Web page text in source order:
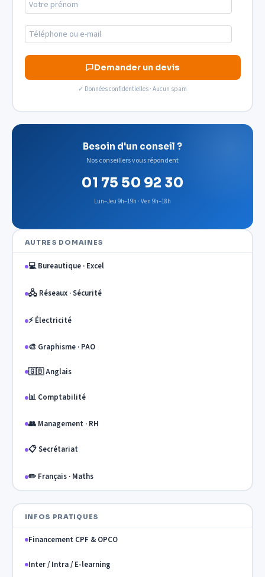
Demander un devis
✓ Données confidentielles · Aucun spam
Besoin d'un conseil ?
Nos conseillers vous répondent
01 75 50 92 30
Lun–Jeu 9h–19h · Ven 9h–18h
AUTRES DOMAINES
💻 Bureautique · Excel
🖧 Réseaux · Sécurité
⚡ Électricité
🎨 Graphisme · PAO
🇬🇧 Anglais
📊 Comptabilité
👥 Management · RH
📋 Secrétariat
✏️ Français · Maths
INFOS PRATIQUES
Financement CPF & OPCO
Inter / Intra / E-learning